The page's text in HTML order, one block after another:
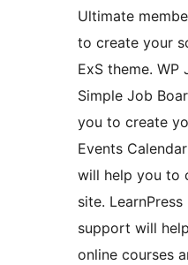
Ultimate
to create your
ExS theme. WP
Simple Job
you to create
Events
will help you to
site.
support will
online courses